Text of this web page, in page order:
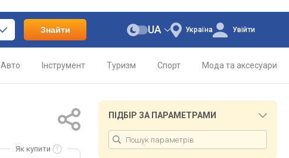
Знайти Україна
UA Увійти
Авто Інструмент Туризм Спорт Мода та аксесуари
Як купити
ПІДБІР ЗА ПАРАМЕТРАМИ